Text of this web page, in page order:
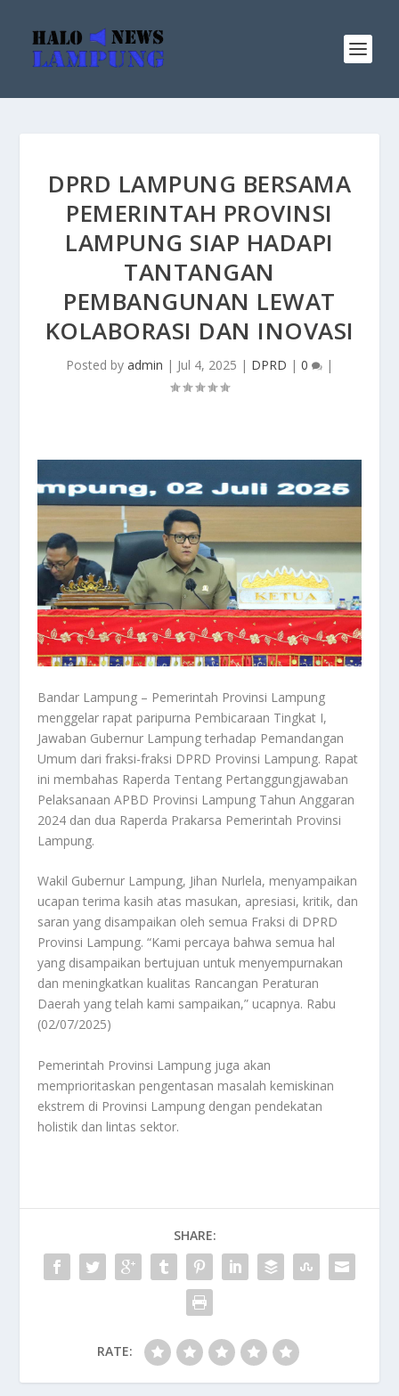
DPRD LAMPUNG BERSAMA
PEMERINTAH PROVINSI
LAMPUNG SIAP HADAPI
TANTANGAN
PEMBANGUNAN LEWAT
KOLABORASI DAN INOVASI
Posted by admin | Jul 4, 2025 | DPRD | 0 |
Bandar Lampung – Pemerintah Provinsi Lampung
menggelar rapat paripurna Pembicaraan Tingkat I,
Jawaban Gubernur Lampung terhadap Pemandangan
Umum dari fraksi-fraksi DPRD Provinsi Lampung. Rapat
ini membahas Raperda Tentang Pertanggungjawaban
Pelaksanaan APBD Provinsi Lampung Tahun Anggaran
2024 dan dua Raperda Prakarsa Pemerintah Provinsi
Lampung.
Wakil Gubernur Lampung, Jihan Nurlela, menyampaikan
ucapan terima kasih atas masukan, apresiasi, kritik, dan
saran yang disampaikan oleh semua Fraksi di DPRD
Provinsi Lampung. “Kami percaya bahwa semua hal
yang disampaikan bertujuan untuk menyempurnakan
dan meningkatkan kualitas Rancangan Peraturan
Daerah yang telah kami sampaikan,” ucapnya. Rabu
(02/07/2025)
Pemerintah Provinsi Lampung juga akan
memprioritaskan pengentasan masalah kemiskinan
ekstrem di Provinsi Lampung dengan pendekatan
holistik dan lintas sektor.
SHARE:
RATE: